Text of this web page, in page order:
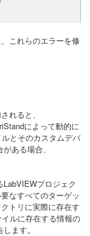
これらのエラーを修
れると、
によって動的に
とそのカスタムデバ
ある場合、
プロジェク
なすべてのターゲッ
トリに実際に存在す
ルに存在する情報の
ます。